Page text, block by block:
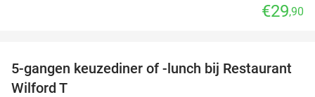
€29,90
50%
5-gangen keuzediner of -lunch bij Restaurant
Wilford T